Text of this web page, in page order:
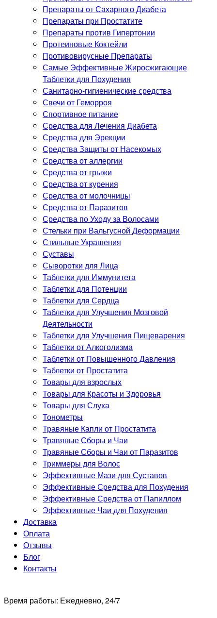
Препараты от Сахарного Диабета
Препараты при Простатите
Препараты против Гипертонии
Протеиновые Коктейли
Противовирусные Препараты
Самые Эффективные Жиросжигающие
Таблетки для Похудения
Санитарно-гигиенические средства
Свечи от Геморроя
Спортивное питание
Средства для Лечения Диабета
Средства для Эрекции
Средства Защиты от Насекомых
Средства от аллергии
Средства от грыжи
Средства от курения
Средства от молочницы
Средства от Паразитов
Средства по Уходу за Волосами
Стельки при Вальгусной Деформации
Стильные Украшения
Суставы
Сыворотки для Лица
Таблетки для Иммунитета
Таблетки для Потенции
Таблетки для Сердца
Таблетки для Улучшения Мозговой
Деятельности
Таблетки для Улучшения Пищеварения
Таблетки от Алкоголизма
Таблетки от Повышенного Давления
Таблетки от Простатита
Товары для взрослых
Товары для Красоты и Здоровья
Товары для Слуха
Тонометры
Травяные Капли от Простатита
Травяные Сборы и Чаи
Травяные Сборы и Чаи от Паразитов
Триммеры для Волос
Эффективные Мази для Суставов
Эффективные Средства для Похудения
Эффективные Средства от Папиллом
Эффективные Чаи для Похудения
Доставка
Оплата
Отзывы
Блог
Контакты
Время работы: Ежедневно, 24/7